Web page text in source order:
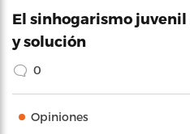
El sinhogarismo
y solución
0
Opiniones